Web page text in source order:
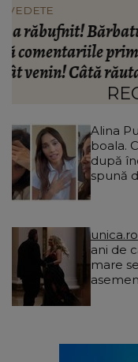
Horoscop 10
Alina
boala.
după
spună
unica.ro
ani de
mare